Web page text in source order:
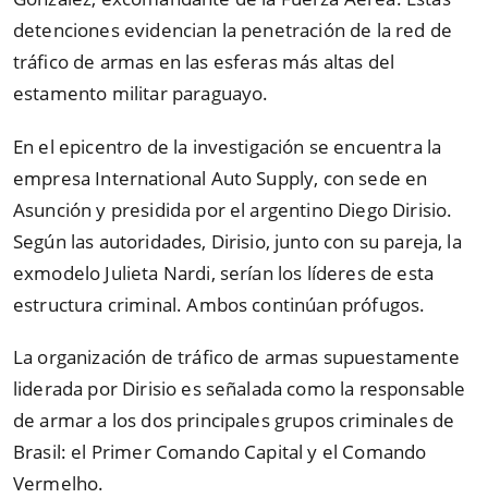
detenciones evidencian la penetración de la red de
tráfico de armas en las esferas más altas del
estamento militar paraguayo.
En el epicentro de la investigación se encuentra la
empresa International Auto Supply, con sede en
Asunción y presidida por el argentino Diego Dirisio.
Según las autoridades, Dirisio, junto con su pareja, la
exmodelo Julieta Nardi, serían los líderes de esta
estructura criminal. Ambos continúan prófugos.
La organización de tráfico de armas supuestamente
liderada por Dirisio es señalada como la responsable
de armar a los dos principales grupos criminales de
Brasil: el Primer Comando Capital y el Comando
Vermelho.